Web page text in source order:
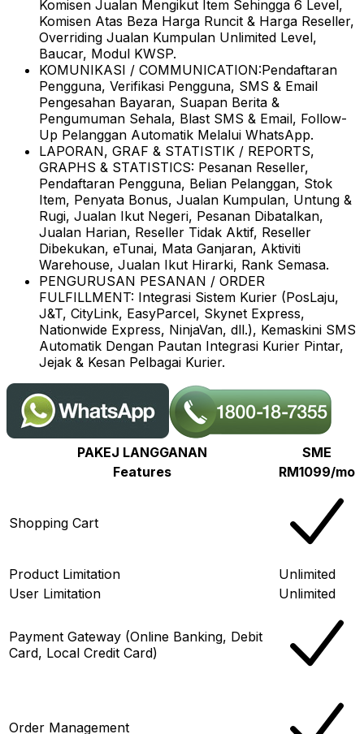
Komisen Jualan Mengikut Item Sehingga 6 Level,
Komisen Atas Beza Harga Runcit & Harga Reseller,
Overriding Jualan Kumpulan Unlimited Level,
Baucar, Modul KWSP.
KOMUNIKASI / COMMUNICATION:Pendaftaran
Pengguna, Verifikasi Pengguna, SMS & Email
Pengesahan Bayaran, Suapan Berita &
Pengumuman Sehala, Blast SMS & Email, Follow-
Up Pelanggan Automatik Melalui WhatsApp.
LAPORAN, GRAF & STATISTIK / REPORTS,
GRAPHS & STATISTICS: Pesanan Reseller,
Pendaftaran Pengguna, Belian Pelanggan, Stok
Item, Penyata Bonus, Jualan Kumpulan, Untung &
Rugi, Jualan Ikut Negeri, Pesanan Dibatalkan,
Jualan Harian, Reseller Tidak Aktif, Reseller
Dibekukan, eTunai, Mata Ganjaran, Aktiviti
Warehouse, Jualan Ikut Hirarki, Rank Semasa.
PENGURUSAN PESANAN / ORDER
FULFILLMENT: Integrasi Sistem Kurier (PosLaju,
J&T, CityLink, EasyParcel, Skynet Express,
Nationwide Express, NinjaVan, dll.), Kemaskini SMS
Automatik Dengan Pautan Integrasi Kurier Pintar,
Jejak & Kesan Pelbagai Kurier.
PAKEJ LANGGANAN
SME
Features
RM1099/mo
Shopping Cart
Product Limitation
Unlimited
User Limitation
Unlimited
Payment Gateway (Online Banking, Debit
Card, Local Credit Card)
Order Management